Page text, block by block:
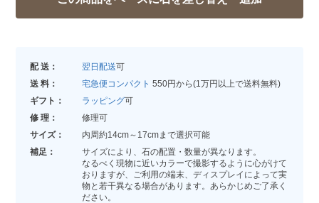
配 送： 翌日配送可
送 料：
宅急便コンパクト 550円から(1万円以上で送料無料)
ギフト：
ラッピング可
修 理：
修理可
サイズ：
内周約14cm～17cmまで選択可能
補足：
サイズにより、石の配置・数量が異なります。
なるべく現物に近いカラーで撮影するように心がけて
おりますが、ご利用の端末、ディスプレイによって実
物と若干異なる場合があります。あらかじめご了承く
ださい。